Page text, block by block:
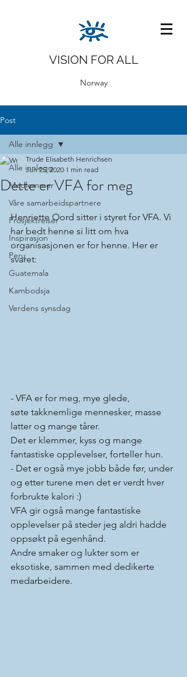
VISION FOR ALL
Norway
Post
Alle innlegg
Medlemmer
Våre samarbeidspartnere
Prosjektreiser
Inspirasjon
Peru
Guatemala
Kambodsja
Verdens synsdag
Alle innlegg
Dette er VFA for meg
Trude Elisabeth Henrichsen
Jun 25, 2020 1 min read
Henriette Oord sitter i styret for VFA. Vi
har bedt henne si litt om hva
organisasjonen er for henne. Her er
svaret:
- VFA er for meg, mye glede,
søte takknemlige mennesker, masse
latter og mange tårer.
Det er klemmer, kyss og mange
fantastiske opplevelser, forteller hun.
- Det er også mye jobb både før, under
og etter turene men det er verdt hver
forbrukte kalori :)
VFA gir også mange fantastiske
opplevelser på steder jeg aldri hadde
oppsøkt på egenhånd.
Andre smaker og lukter som er
eksotiske, sammen med dedikerte
medarbeidere.